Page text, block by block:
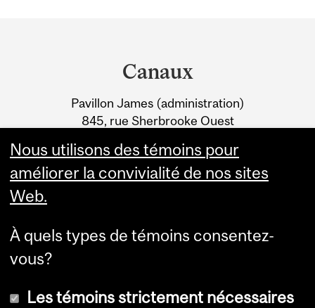
Information
Canaux
Pavillon James (administration)
845, rue Sherbrooke Ouest
Nous utilisons des témoins pour
améliorer la convivialité de nos sites
Web.
À quels types de témoins consentez-
vous?
Les témoins strictement nécessaires